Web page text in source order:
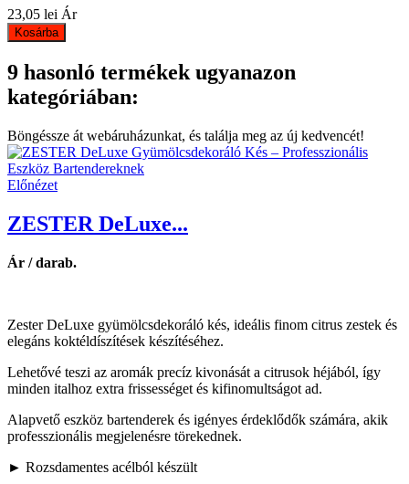
23,05 lei Ár
Kosárba
9 hasonló termékek ugyanazon
kategóriában:
Böngéssze át webáruházunkat, és találja meg az új kedvencét!
Előnézet
ZESTER DeLuxe...
Ár / darab.
Zester DeLuxe gyümölcsdekoráló kés, ideális finom citrus zestek és
elegáns koktéldíszítések készítéséhez.
Lehetővé teszi az aromák precíz kivonását a citrusok héjából, így
minden italhoz extra frissességet és kifinomultságot ad.
Alapvető eszköz bartenderek és igényes érdeklődők számára, akik
professzionális megjelenésre törekednek.
► Rozsdamentes acélból készült